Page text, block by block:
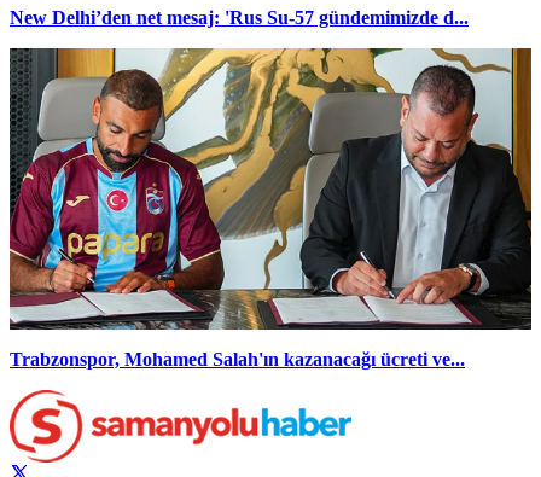
New Delhi’den net mesaj: 'Rus Su-57 gündemimizde d...
Trabzonspor, Mohamed Salah'ın kazanacağı ücreti ve...